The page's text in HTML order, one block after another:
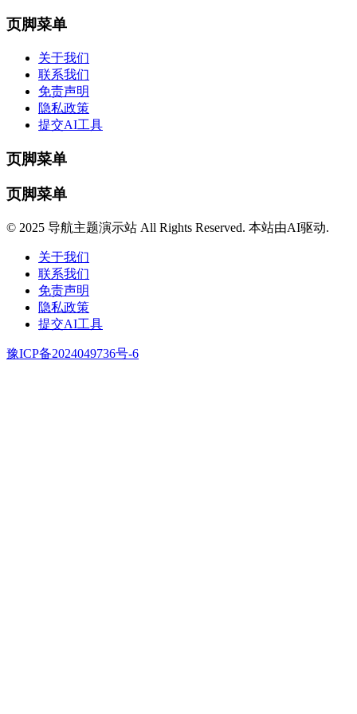
页脚菜单
关于我们
联系我们
免责声明
隐私政策
提交AI工具
页脚菜单
页脚菜单
© 2025 导航主题演示站 All Rights Reserved. 本站由AI驱动.
关于我们
联系我们
免责声明
隐私政策
提交AI工具
豫ICP备2024049736号-6